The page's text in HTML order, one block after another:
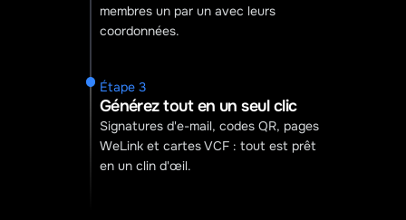
membres un par un avec leurs
coordonnées.
Étape 3
Générez tout en un seul clic
Signatures d'e-mail, codes QR, pages
WeLink et cartes VCF : tout est prêt
en un clin d'œil.